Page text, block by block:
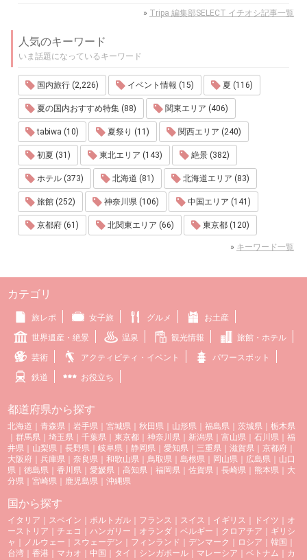
» Tripa 編集部SELECT イチオシ記事一覧
人気のキーワード
いま話題になっているキーワード
国内旅行 (2,226) イベント情報 (15) 夏 (116)
夏の国内おすすめ特集 (88) 関東エリア (406)
tabiwa (10) 夏祭り (11) 関西エリア (240)
初夏 (31) 東北エリア (143) 絶景 (382)
ホテル (373) 北海道 (81) 北海道エリア (83)
旅館 (252) 神奈川県 (106) 中国エリア (141)
京都府 (61) 北関東エリア (66) 東京都 (120)
» キーワード一覧
カテゴリ
旅レポ 女子旅 グルメ お土産
世界遺産・絶景 温泉 観光情報 旅館・ホテル
芸術 アクティビティ・イベント パワースポット
鉄道 お役立ち
都道府県から探す
北海道 ｜青森県 ｜ 岩手県 ｜宮城県 ｜秋田県 ｜ 山形県 ｜福島県 ｜茨城県 ｜栃木県
｜ 群馬県 ｜埼玉県 ｜千葉県 ｜ 東京都 ｜神奈川県 ｜ 新潟県 ｜富山県 ｜石川県 ｜福
井県 ｜ 山梨県 ｜長野県 ｜岐阜県 ｜静岡県 ｜愛知県 ｜ 三重県 ｜滋賀県 ｜京都府 ｜
大阪府 ｜兵庫県 ｜奈良県 ｜和歌山県 ｜ 鳥取県 ｜島根県 ｜ 岡山県 ｜ 広島県 ｜ 山口
県 ｜徳島県 ｜香川県 ｜愛媛県 ｜高知県 ｜福岡県 ｜佐賀県 ｜長崎県 ｜ 熊本県 ｜ 大
分県 ｜宮崎県 ｜ 鹿児島県 ｜沖縄県
国から探す
イタリア ｜ スペイン ｜ ポルトガル ｜ フランス ｜ スイス ｜ イギリス ｜ ドイツ ｜ オ
ーストリア ｜チェコ ｜ ハンガリー ｜ オランダ ｜ベルギー ｜ クロアチア ｜ ギリシ
ャ ｜ ノルウェー ｜ スウェーデン ｜ フィンランド ｜ デンマーク ｜ ロシア ｜韓国 ｜
台湾 ｜香港 ｜ マカオ ｜中国 ｜ タイ ｜ シンガポール ｜ マレーシア ｜ベトナム ｜ カ